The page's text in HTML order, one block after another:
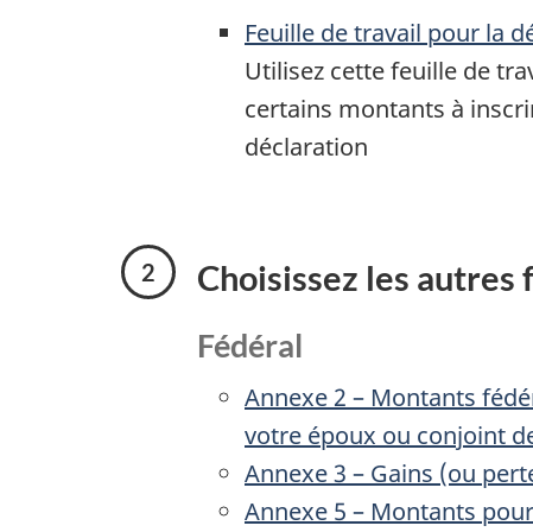
Feuille de travail pour la
Utilisez cette feuille de
certains montants à
déclaration
Choisissez les
Fédéral
Annexe 2 – Montants
votre époux ou conjoint
Annexe 3 – Gains (ou
Annexe 5 – Montants